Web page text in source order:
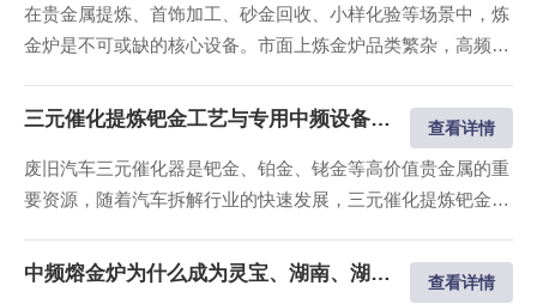
内湖南、湖北、三门峡灵宝、河北...
在贵金属提炼、首饰加工、砂金回收、小样化验等场景中，炼
金炉是不可或缺的核心设备。市面上炼金炉品类繁杂，高频
发、环评不达标等问题，而中频小型炼金炉凭借性价比突出、
低损耗、易操作的优势，成为湖南、湖北、灵宝、河北私人炼
金、小型加工厂的常用设备，同时大量...
三元催化提炼钯金工艺与专用中频设备选型指南 查看详情
废旧汽车三元催化器是钯金、铂金、铑金等高价值贵金属的重
要资源，随着汽车拆解行业的快速发展，三元催化提炼钯金成
点跨度大，对熔炼设备的耐.高温性能、温控表现、物料富集
效果有着较高要求，普通熔炼炉无法适配提炼需求，需选用专
中频熔金炉为什么成为灵宝、湖南、湖北贵金属熔炼首选 查看详情